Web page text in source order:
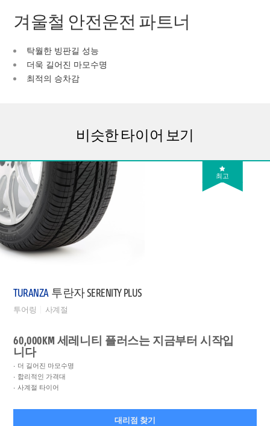
겨울철 안전운전 파트너
탁월한 빙판길 성능
더욱 길어진 마모수명
최적의 승차감
비슷한 타이어 보기
최고
TURANZA 투란자 SERENITY PLUS
투어링 사계절
60,000KM 세레니티 플러스는 지금부터 시작입
니다
더 길어진 마모수명
합리적인 가격대
사계절 타이어
대리점 찾기